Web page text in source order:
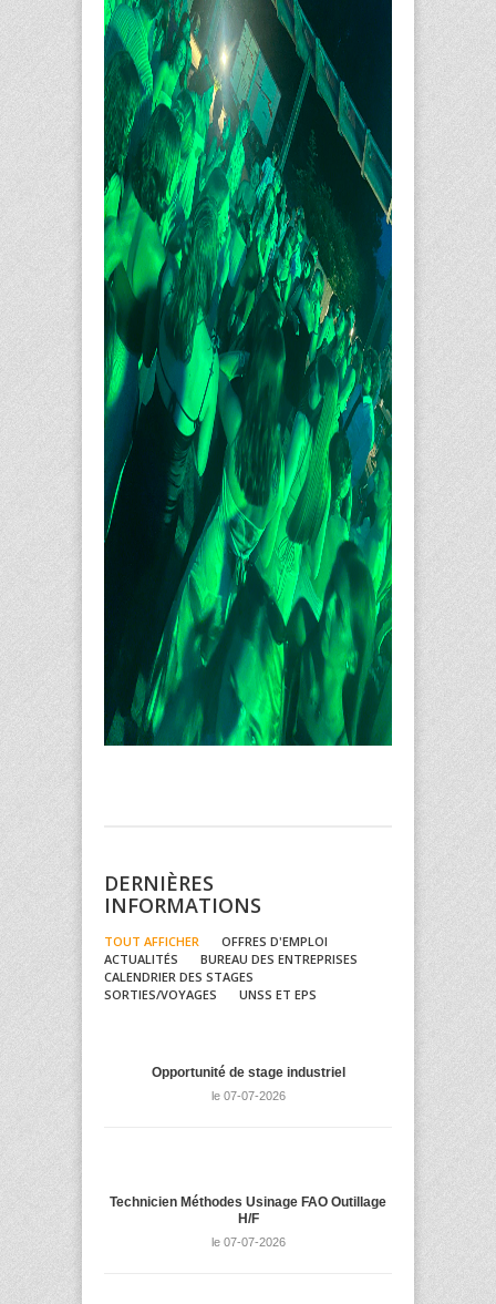
DERNIÈRES
INFORMATIONS
TOUT AFFICHER
OFFRES D'EMPLOI
ACTUALITÉS
BUREAU DES ENTREPRISES
CALENDRIER DES STAGES
SORTIES/VOYAGES
UNSS ET EPS
Opportunité de stage industriel
le 07-07-2026
Technicien Méthodes Usinage FAO Outillage
H/F
le 07-07-2026